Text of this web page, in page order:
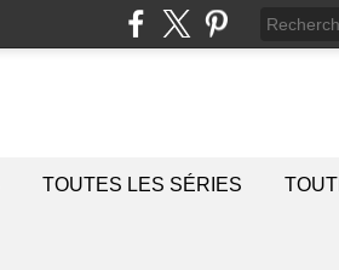
TOUTES LES SÉRIES